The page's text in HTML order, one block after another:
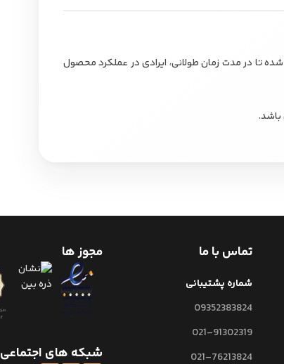
تا در مدت زمان طولانی، ایرادی در عملکرد محصول
باشد.
تماس با ما
شماره پشتیبانی
09352383824
021-91302319
021-76213824
مجوز ها
شبکه های اجتماعی